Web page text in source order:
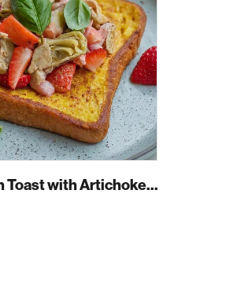
Spicy French Toast with Artichokes, Strawberries and Buckwheat